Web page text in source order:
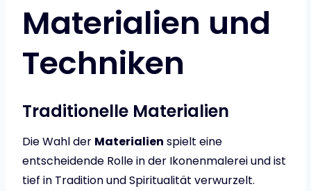
Materialien und
Techniken
Traditionelle Materialien
Die Wahl der Materialien spielt eine
entscheidende Rolle in der Ikonenmalerei und ist
tief in Tradition und Spiritualität verwurzelt.